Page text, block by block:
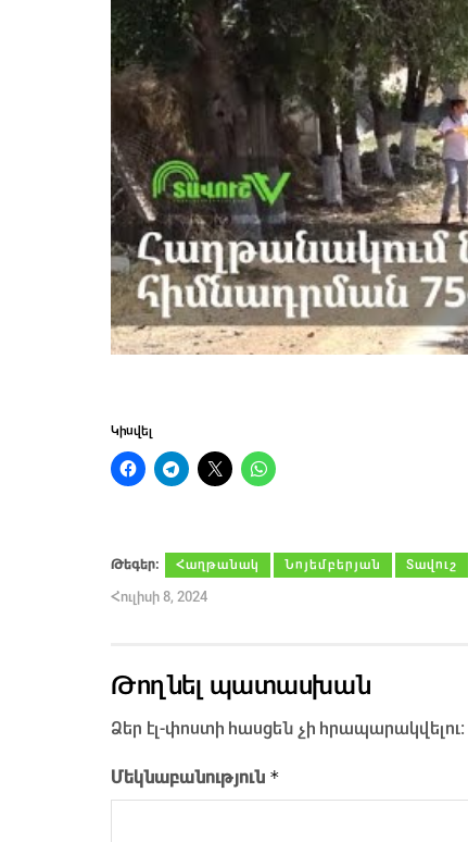
Կիսվել
Թեգեր։ Հաղթանակ Նոյեմբերյան Տավուշ
Հուլիսի 8, 2024
Թողնել պատասխան
Ձեր էլ-փոստի հասցեն չի հրապարակվելու։
Մեկնաբանություն *